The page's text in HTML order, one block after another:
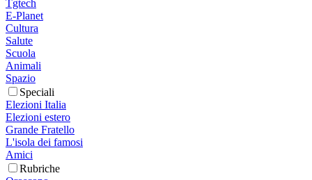
Tgtech
E-Planet
Cultura
Salute
Scuola
Animali
Spazio
Speciali
Elezioni Italia
Elezioni estero
Grande Fratello
L'isola dei famosi
Amici
Rubriche